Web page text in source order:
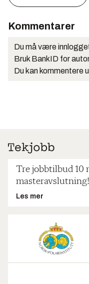
Kommentarer
Du må være
Bruk BankID for
Du kan kommentere
Tre jobbtilbud 10
masteravslutning!
Les mer